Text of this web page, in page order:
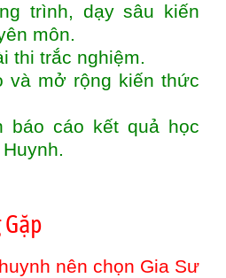
trình, dạy sâu kiến
môn.
thi trắc nghiệm.
và mở rộng kiến thức
báo cáo kết quả học
nên chọn Gia Sư